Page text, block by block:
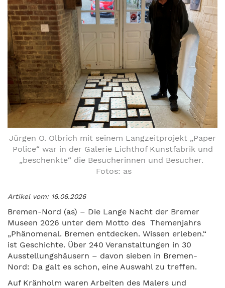
Jürgen O. Olbrich mit seinem Langzeitprojekt „Paper
Police“ war in der Galerie Lichthof Kunstfabrik und
„beschenkte“ die Besucherinnen und Besucher.
Fotos: as
Artikel vom: 16.06.2026
Bremen-Nord (as) – Die Lange Nacht der Bremer
Museen 2026 unter dem Motto des Themenjahrs
„Phänomenal. Bremen entdecken. Wissen erleben.“
ist Geschichte. Über 240 Veranstaltungen in 30
Ausstellungshäusern – davon sieben in Bremen-
Nord: Da galt es schon, eine Auswahl zu treffen.
Auf Kränholm waren Arbeiten des Malers und